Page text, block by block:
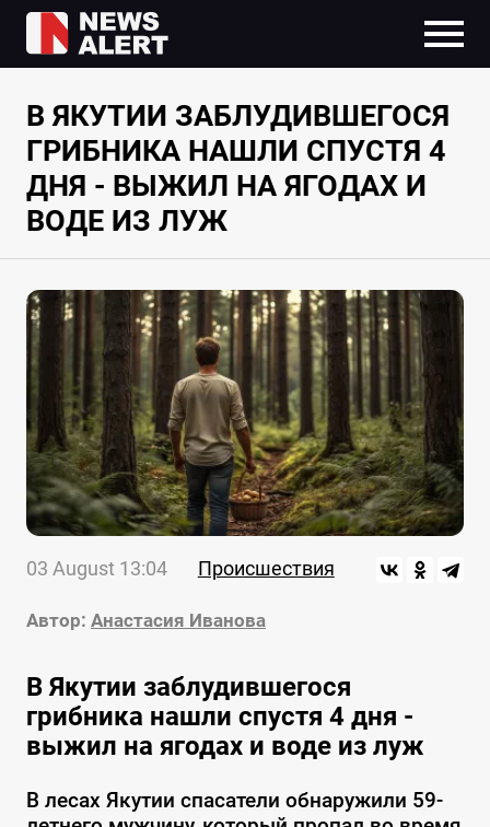
В ЯКУТИИ ЗАБЛУДИВШЕГОСЯ
ГРИБНИКА НАШЛИ СПУСТЯ 4
ДНЯ - ВЫЖИЛ НА ЯГОДАХ И
ВОДЕ ИЗ ЛУЖ
03 August 13:04 Происшествия
Автор: Анастасия Иванова
В Якутии заблудившегося
грибника нашли спустя 4 дня -
выжил на ягодах и воде из луж
В лесах Якутии спасатели обнаружили 59-